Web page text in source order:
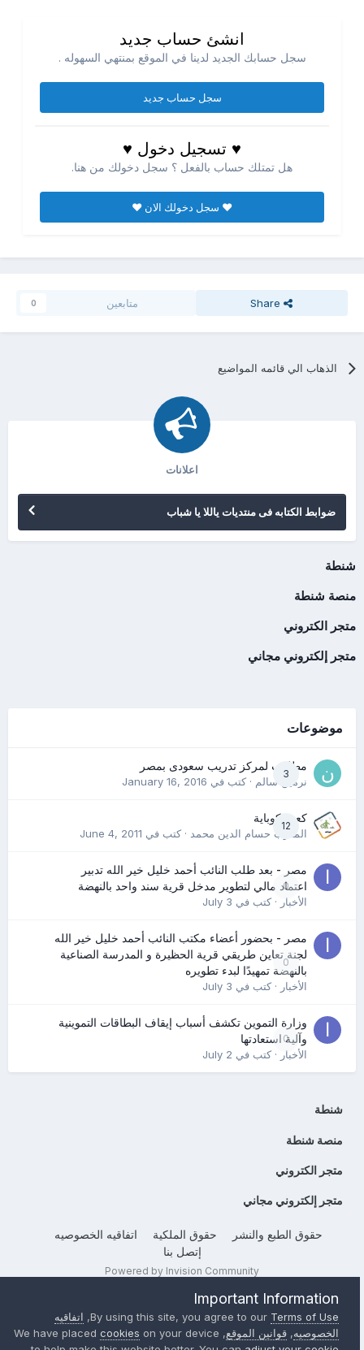
انشئ حساب جديد
سجل حسابك الجديد لدينا في الموقع بمنتهي السهوله .
سجل حساب جديد
♥ تسجيل دخول ♥
هل تمتلك حساب بالفعل ؟ سجل دخولك من هنا.
♥ سجل دخولك الان ♥
Share متابعين 0
الذهاب الي قائمه المواضيع
اعلانات
ضوابط الكتابه فى منتديات ياللا يا شباب
شنطة
منصة شنطة
متجر الكتروني
متجر إلكتروني مجاني
موضوعات
3
مطلوب لمركز تدريب سعودى بمصر
نرمين سالم· كتب في January 16, 2016
12
كعب كوباية
المدرب حسام الدين محمد· كتب في June 4, 2011
0
مصر - بعد طلب النائب أحمد خليل خير الله تدبير
اعتماد مالي لتطوير مدخل قرية سند واحد بالنهضة
الأخبار· كتب في July 3
0
مصر - بحضور أعضاء مكتب النائب أحمد خليل خير الله
لجنة تعاين طريقي قرية الحظيرة و المدرسة الصناعية
بالنهضة تمهيدًا لبدء تطويره
الأخبار· كتب في July 3
0
وزارة التموين تكشف أسباب إيقاف البطاقات التموينية
وآلية استعادتها
الأخبار· كتب في July 2
شنطة
منصة شنطة
متجر الكتروني
متجر إلكتروني مجاني
حقوق الطبع والنشر حقوق الملكية
اتفاقيه الخصوصيه
إتصل بنا
Powered by Invision Community
Important Information
By using this site, you agree to ourTerms of Use
, اتفاقيه
الخصوصيه, قوانين الموقع, We have placed
cookies on your device